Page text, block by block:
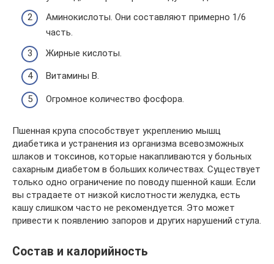
Аминокислоты. Они составляют примерно 1/6
часть.
Жирные кислоты.
Витамины В.
Огромное количество фосфора.
Пшенная крупа способствует укреплению мышц
диабетика и устранения из организма всевозможных
шлаков и токсинов, которые накапливаются у больных
сахарным диабетом в больших количествах. Существует
только одно ограничение по поводу пшенной каши. Если
вы страдаете от низкой кислотности желудка, есть
кашу слишком часто не рекомендуется. Это может
привести к появлению запоров и других нарушений стула.
Состав и калорийность